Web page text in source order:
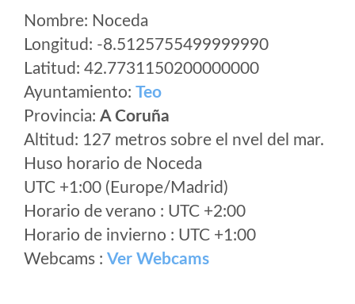
Nombre: Noceda
Longitud: -8.5125755499999990
Latitud: 42.7731150200000000
Ayuntamiento: Teo
Provincia: A Coruña
Altitud: 127 metros sobre el nvel del mar.
Huso horario de Noceda
UTC +1:00 (Europe/Madrid)
Horario de verano : UTC +2:00
Horario de invierno : UTC +1:00
Webcams : Ver Webcams